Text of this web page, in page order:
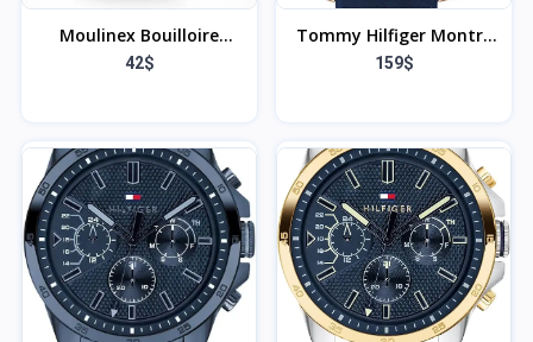
Moulinex Bouilloire
Électrique 1,7L, Ebullition
Éclairage LED, Base 360°,
Sans Fil, Blanc, BY6R5130
42$
Tommy Hilfiger Montre
Analogique
Bracelet en Silicone, en
Acier Inoxydable ou en
Cuir, sous-Cadrans pour
Le Jour et la Date,
Étanche jusqu'à 5ATM.
159$